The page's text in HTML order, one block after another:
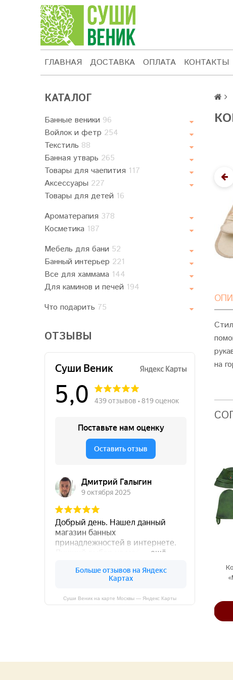
ГЛАВНАЯ ДОСТАВКА ОПЛАТА КОНТАКТЫ
КАТАЛОГ
Банные веники 96
Войлок и фетр 254
Текстиль 88
Банная утварь 265
Товары для чаепития 117
Аксессуары 227
Товары для детей 16
Ароматерапия 378
Косметика 187
Мебель для бани 52
Банный интерьер 221
Все для хаммама 144
Для каминов и печей 194
Что подарить 75
ОТЗЫВЫ
Суши Веник на карте Москвы — Яндекс Карты
на
Веник эвкалиптовый Веник берёзовый